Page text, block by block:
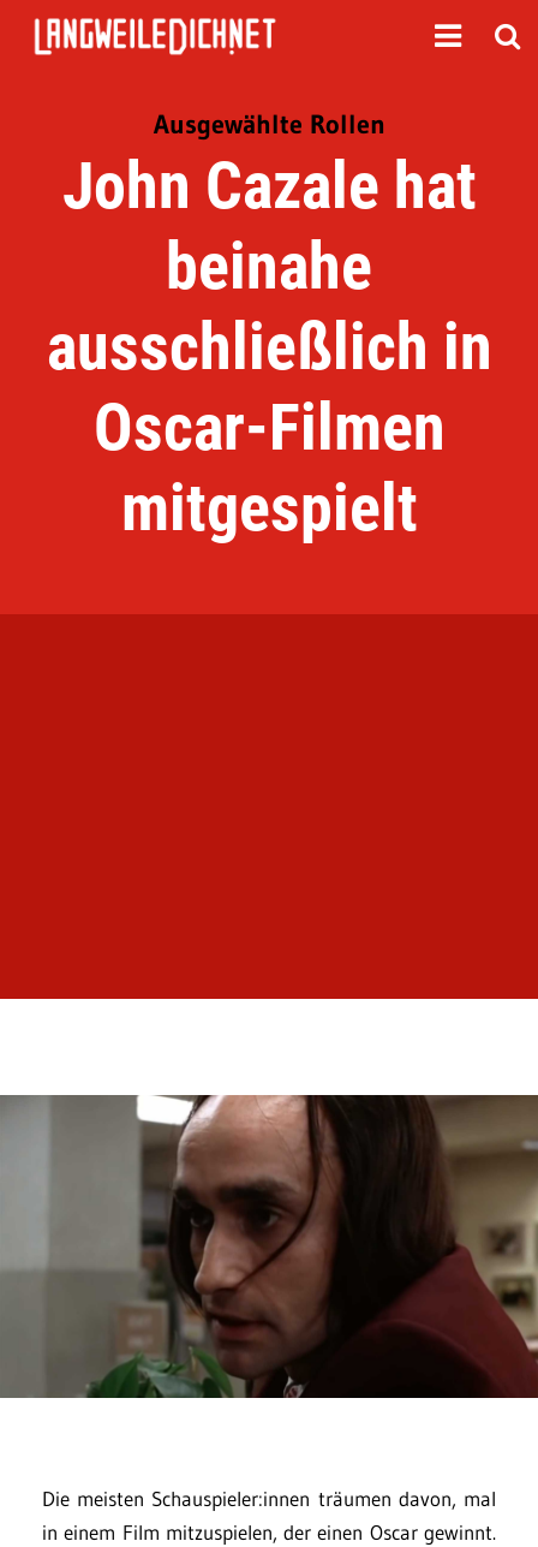
Ausgewählte Rollen
John Cazale hat
beinahe
ausschließlich in
Oscar-Filmen
mitgespielt
Die meisten Schauspieler:innen träumen davon, mal
in einem Film mitzuspielen, der einen Oscar gewinnt.